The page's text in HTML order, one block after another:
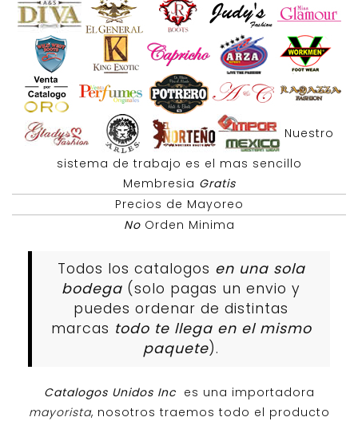
Nuestro
sistema de trabajo es el mas sencillo
Membresia Gratis
Precios de Mayoreo
NoOrden Minima
Todos los catalogos en una sola
bodega (solo pagas un envio y
puedes ordenar de distintas
marcas todo te llega en el mismo
paquete).
Catalogos Unidos Inc es una importadora
mayorista, nosotros traemos todo el producto